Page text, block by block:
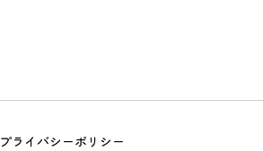
プライバシーポリシー